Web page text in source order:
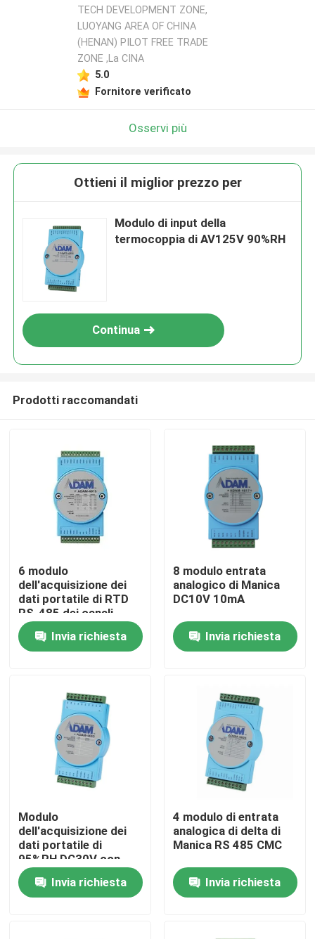
Prodotti
Chi Siamo
Controllo della qualità
Contattaci
Casi
Dinamometro di coppia di torsione
TECH DEVELOPMENT ZONE,
LUOYANG AREA OF CHINA
(HENAN) PILOT FREE TRADE
ZONE ,La CINA
5.0
Fornitore verificato
Osservi più
Ottieni il miglior prezzo per
Modulo di input della
termocoppia di AV125V 90%RH
Continua
Prodotti raccomandati
6 modulo
dell'acquisizione dei
dati portatile di RTD
RS-485 dei canali
Invia richiesta
8 modulo entrata
analogico di Manica
DC10V 10mA
Invia richiesta
Modulo
dell'acquisizione dei
dati portatile di
95%RH DC30V con
l'esposizione di LED
Invia richiesta
4 modulo di entrata
analogica di delta di
Manica RS 485 CMC
Invia richiesta